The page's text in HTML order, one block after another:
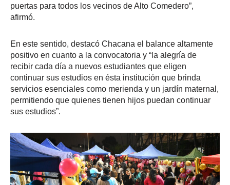
puertas para todos los vecinos de Alto Comedero”,
afirmó.
En este sentido, destacó Chacana el balance altamente
positivo en cuanto a la convocatoria y “la alegría de
recibir cada día a nuevos estudiantes que eligen
continuar sus estudios en ésta institución que brinda
servicios esenciales como merienda y un jardín maternal,
permitiendo que quienes tienen hijos puedan continuar
sus estudios”.